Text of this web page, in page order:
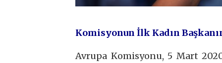
Komisyonun İlk Kadın
Avrupa Komisyonu, 5 Mart